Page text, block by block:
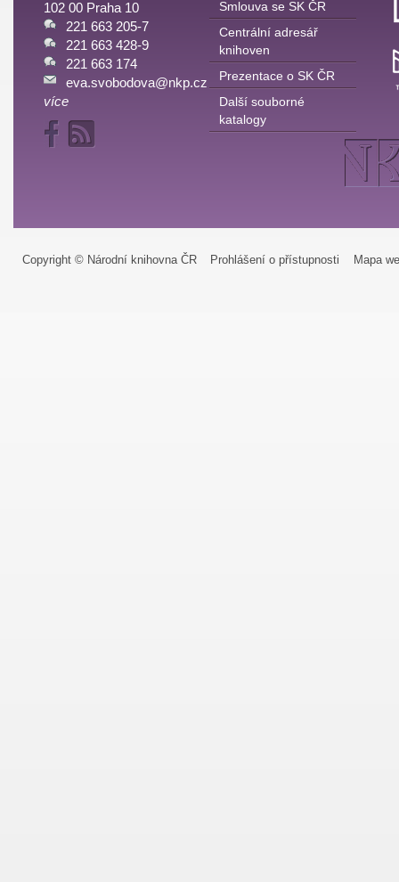
102 00 Praha 10
221 663 205-7
221 663 428-9
221 663 174
eva.svobodova@nkp.cz
více
Smlouva se SK ČR
Centrální adresář
knihoven
Prezentace o SK ČR
Další souborné
katalogy
Copyright © Národní knihovna ČR Prohlášení o přístupnosti Mapa